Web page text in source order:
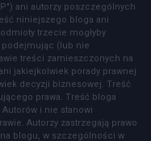
ani autorzy poszczególnych
niniejszego bloga ani
trzecie mogłyby
podejmując (lub nie
treści zamieszczonych na
jakiejkolwiek porady prawnej
decyzji biznesowej. Treść
prawa. Treść bloga
i nie stanowi
Autorzy zastrzegają prawo
blogu, w szczególności w